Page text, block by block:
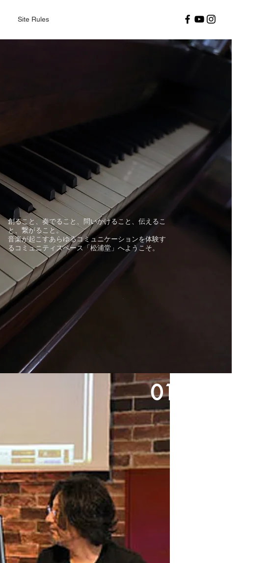
Site Rules
創ること、奏でること、問いかけること、伝えるこ
と、繋がること。
音楽が起こすあらゆるコミュニケーションを体験す
るコミュニティスペース「松浦堂」へようこそ。
01